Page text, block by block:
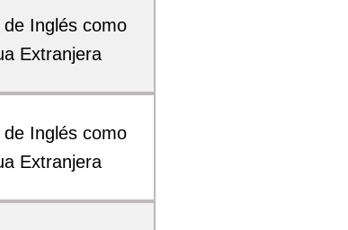
Inglés como
Extranjera
Inglés como
Extranjera